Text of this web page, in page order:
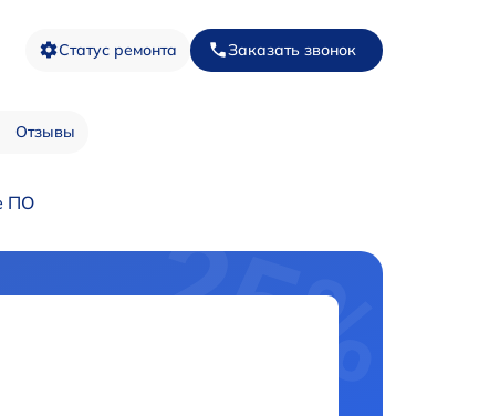
Статус ремонта Заказать звонок
Отзывы
ПО